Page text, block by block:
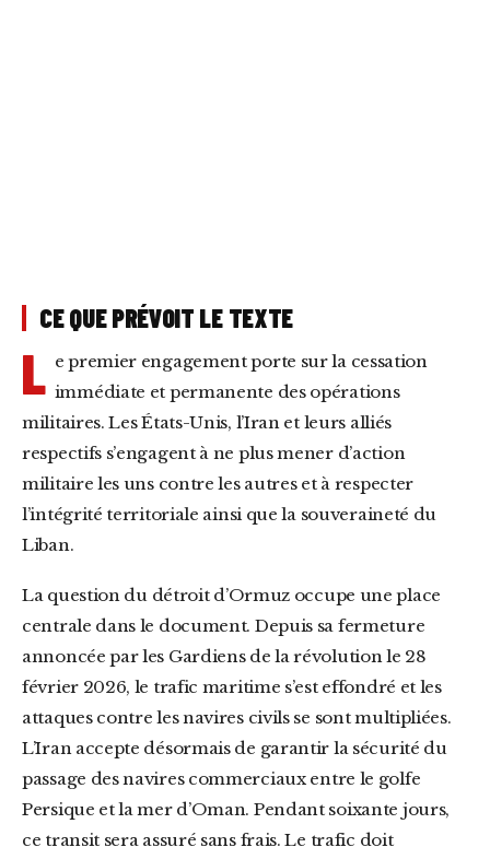
CE QUE PRÉVOIT LE TEXTE
L e premier engagement porte sur la cessation
immédiate et permanente des opérations
militaires. Les États-Unis, l’Iran et leurs alliés
respectifs s’engagent à ne plus mener d’action
militaire les uns contre les autres et à respecter
l’intégrité territoriale ainsi que la souveraineté du
Liban.
La question du détroit d’Ormuz occupe une place
centrale dans le document. Depuis sa fermeture
annoncée par les Gardiens de la révolution le 28
février 2026, le trafic maritime s’est effondré et les
attaques contre les navires civils se sont multipliées.
L’Iran accepte désormais de garantir la sécurité du
passage des navires commerciaux entre le golfe
Persique et la mer d’Oman. Pendant soixante jours,
ce transit sera assuré sans frais. Le trafic doit